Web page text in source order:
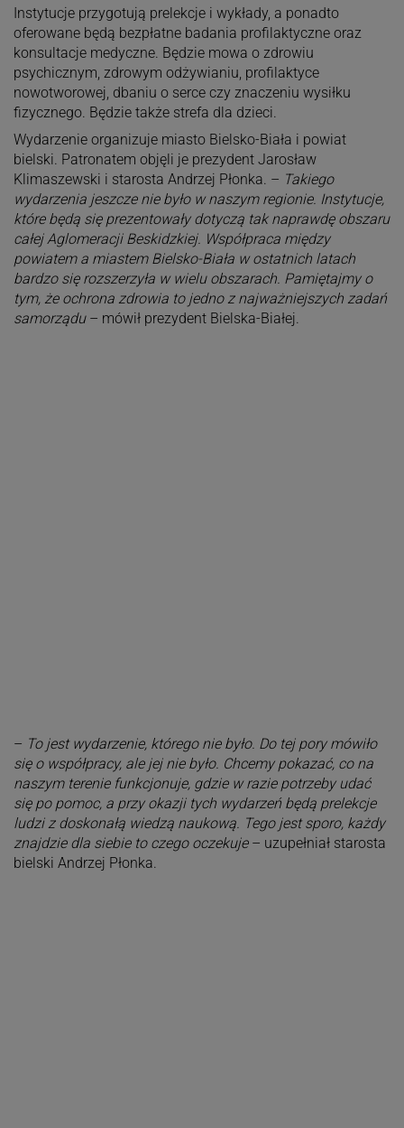
Instytucje przygotują prelekcje i wykłady, a ponadto
oferowane będą bezpłatne badania profilaktyczne oraz
konsultacje medyczne. Będzie mowa o zdrowiu
psychicznym, zdrowym odżywianiu, profilaktyce
nowotworowej, dbaniu o serce czy znaczeniu wysiłku
fizycznego. Będzie także strefa dla dzieci.
Wydarzenie organizuje miasto Bielsko-Biała i powiat
bielski. Patronatem objęli je prezydent Jarosław
Klimaszewski i starosta Andrzej Płonka. – Takiego
wydarzenia jeszcze nie było w naszym regionie. Instytucje,
które będą się prezentowały dotyczą tak naprawdę obszaru
całej Aglomeracji Beskidzkiej. Współpraca między
powiatem a miastem Bielsko-Biała w ostatnich latach
bardzo się rozszerzyła w wielu obszarach. Pamiętajmy o
tym, że ochrona zdrowia to jedno z najważniejszych zadań
samorządu– mówił prezydent Bielska-Białej.
– To jest wydarzenie, którego nie było. Do tej pory mówiło
się o współpracy, ale jej nie było. Chcemy pokazać, co na
naszym terenie funkcjonuje, gdzie w razie potrzeby udać
się po pomoc, a przy okazji tych wydarzeń będą prelekcje
ludzi z doskonałą wiedzą naukową. Tego jest sporo, każdy
znajdzie dla siebie to czego oczekuje– uzupełniał starosta
bielski Andrzej Płonka.